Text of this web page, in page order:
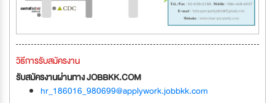
วิธีการรับสมัครงาน
รับสมัครงานผ่านทาง JOBBKK.COM
hr_186016_980699@applywork.jobbkk.com